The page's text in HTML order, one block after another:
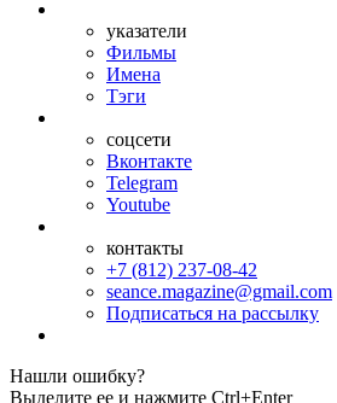
указатели
Фильмы
Имена
Тэги
соцсети
Вконтакте
Telegram
Youtube
контакты
+7 (812) 237-08-42
seance.magazine@gmail.com
Подписаться на рассылку
Нашли ошибку?
Выделите ее и нажмите Ctrl+Enter